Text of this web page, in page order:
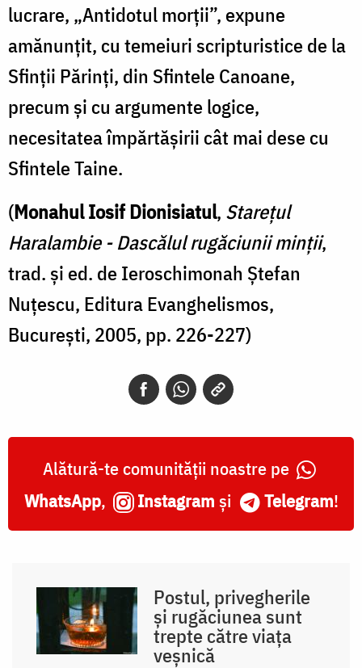
lucrare, „Antidotul morţii”, expune
amănunţit, cu temeiuri scripturistice de la
Sfinţii Părinţi, din Sfintele Canoane,
precum şi cu argumente logice,
necesitatea împărtăşirii cât mai dese cu
Sfintele Taine.
(Monahul Iosif Dionisiatul, Starețul
Haralambie - Dascălul rugăciunii minții,
trad. și ed. de Ieroschimonah Ștefan
Nuțescu, Editura Evanghelismos,
București, 2005, pp. 226-227)
Alătură-te comunității noastre pe
WhatsApp, Instagram și Telegram!
Postul, privegherile
și rugăciunea sunt
trepte către viața
veșnică